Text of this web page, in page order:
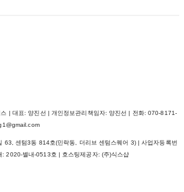
| 대표: 양진선 | 개인정보관리책임자: 양진선 | 전화: 070-8171-
63, 센텀3동 814호(민락동, 더리브 센텀스퀘어 3) | 사업자등록번
:2020-별내-0513호 | 호스팅제공자: (주)식스샵